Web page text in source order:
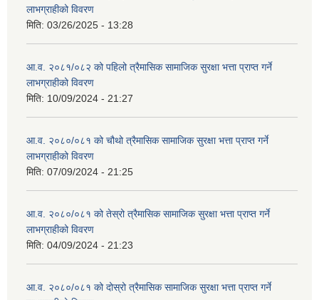
लाभग्राहीको विवरण
मिति: 03/26/2025 - 13:28
आ.व. २०८१/०८२ को पहिलो त्रैमासिक सामाजिक सुरक्षा भत्ता प्राप्त गर्ने
लाभग्राहीको विवरण
मिति: 10/09/2024 - 21:27
आ.व. २०८०/०८१ को चौथो त्रैमासिक सामाजिक सुरक्षा भत्ता प्राप्त गर्ने
लाभग्राहीको विवरण
मिति: 07/09/2024 - 21:25
आ.व. २०८०/०८१ को तेस्रो त्रैमासिक सामाजिक सुरक्षा भत्ता प्राप्त गर्ने
लाभग्राहीको विवरण
मिति: 04/09/2024 - 21:23
आ.व. २०८०/०८१ को दोस्रो त्रैमासिक सामाजिक सुरक्षा भत्ता प्राप्त गर्ने